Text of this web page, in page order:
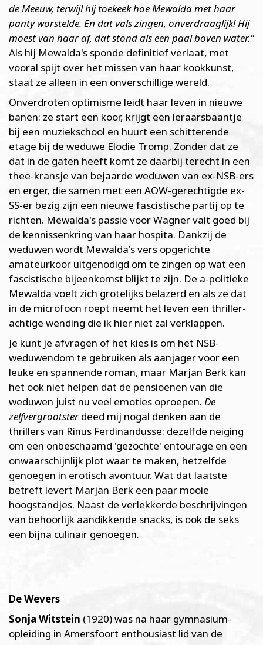
de Meeuw, terwijl hij toekeek hoe Mewalda met haar
panty worstelde. En dat vals zingen, onverdraaglijk! Hij
moest van haar af, dat stond als een paal boven water."
Als hij Mewalda's sponde definitief verlaat, met
vooral spijt over het missen van haar kookkunst,
staat ze alleen in een onverschillige wereld.
Onverdroten optimisme leidt haar leven in nieuwe
banen: ze start een koor, krijgt een leraarsbaantje
bij een muziekschool en huurt een schitterende
etage bij de weduwe Elodie Tromp. Zonder dat ze
dat in de gaten heeft komt ze daarbij terecht in een
thee-kransje van bejaarde weduwen van ex-NSB-ers
en erger, die samen met een AOW-gerechtigde ex-
SS-er bezig zijn een nieuwe fascistische partij op te
richten. Mewalda's passie voor Wagner valt goed bij
de kennissenkring van haar hospita. Dankzij de
weduwen wordt Mewalda's vers opgerichte
amateurkoor uitgenodigd om te zingen op wat een
fascistische bijeenkomst blijkt te zijn. De a-politieke
Mewalda voelt zich grotelijks belazerd en als ze dat
in de microfoon roept neemt het leven een thriller-
achtige wending die ik hier niet zal verklappen.
Je kunt je afvragen of het kies is om het NSB-
weduwendom te gebruiken als aanjager voor een
leuke en spannende roman, maar Marjan Berk kan
het ook niet helpen dat de pensioenen van die
weduwen juist nu veel emoties oproepen. De
zelfvergrootsterdeed mij nogal denken aan de
thrillers van Rinus Ferdinandusse: dezelfde neiging
om een onbeschaamd 'gezochte' entourage en een
onwaarschijnlijk plot waar te maken, hetzelfde
genoegen in erotisch avontuur. Wat dat laatste
betreft levert Marjan Berk een paar mooie
hoogstandjes. Naast de verlekkerde beschrijvingen
van behoorlijk aandikkende snacks, is ook de seks
een bijna culinair genoegen.
De Wevers
Sonja Witstein (1920) was na haar gymnasium-
opleiding in Amersfoort enthousiast lid van de